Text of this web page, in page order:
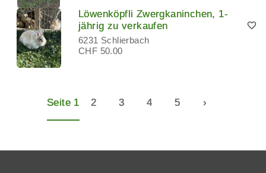
Löwenköpfli Zwergkaninchen, 1-
jährig zu verkaufen
6231 Schlierbach
CHF 50.00
Seite 1 2 3 4 5 ›